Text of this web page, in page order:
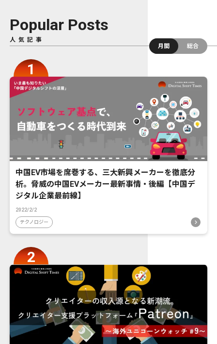
Popular Posts
人気記事
月間
総合
中国EV市場を席巻する、三大新興メーカーを徹底分
析。脅威の中国EVメーカー最新事情・後編【中国デ
ジタル企業最前線】
2022/2/2
テクノロジー